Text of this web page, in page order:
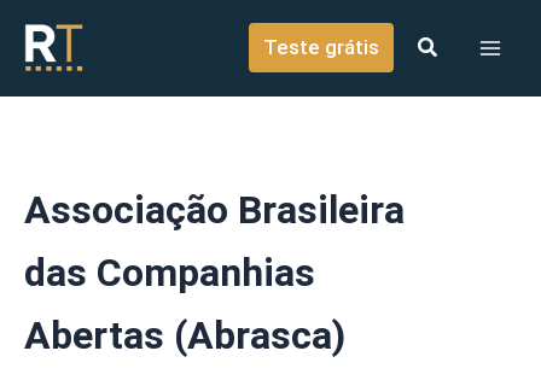
conteúdo
Teste grátis
Associação Brasileira
das Companhias
Abertas (Abrasca)